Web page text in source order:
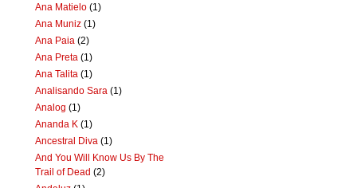
Ana Matielo (1)
Ana Muniz (1)
Ana Paia (2)
Ana Preta (1)
Ana Talita (1)
Analisando Sara (1)
Analog (1)
Ananda K (1)
Ancestral Diva (1)
And You Will Know Us By The
Trail of Dead (2)